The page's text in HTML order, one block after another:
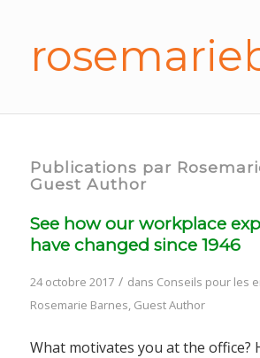
Publications par
Guest Author
See how our workplace
have changed since 1946
24 octobre 2017 / dans Conseils pour les
Rosemarie Barnes, Guest Author
What motivates you at the office?